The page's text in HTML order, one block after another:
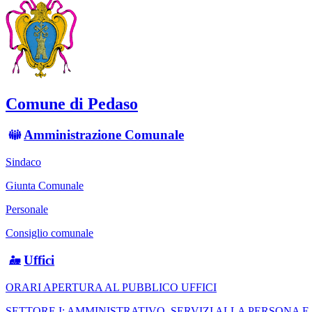
Comune di Pedaso
Amministrazione Comunale
Sindaco
Giunta Comunale
Personale
Consiglio comunale
Uffici
ORARI APERTURA AL PUBBLICO UFFICI